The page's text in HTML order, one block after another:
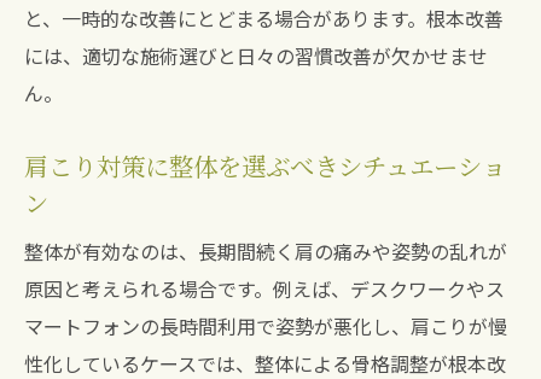
と、一時的な改善にとどまる場合があります。根本改善
には、適切な施術選びと日々の習慣改善が欠かせませ
ん。
肩こり対策に整体を選ぶべきシチュエーショ
ン
整体が有効なのは、長期間続く肩の痛みや姿勢の乱れが
原因と考えられる場合です。例えば、デスクワークやス
マートフォンの長時間利用で姿勢が悪化し、肩こりが慢
性化しているケースでは、整体による骨格調整が根本改